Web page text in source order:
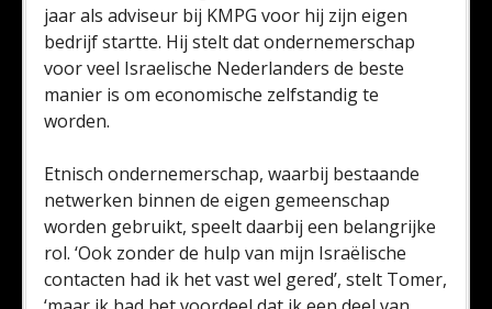
jaar als adviseur bij KMPG voor hij zijn eigen
bedrijf startte. Hij stelt dat ondernemerschap
voor veel Israelische Nederlanders de beste
manier is om economische zelfstandig te
worden.
Etnisch ondernemerschap, waarbij bestaande
netwerken binnen de eigen gemeenschap
worden gebruikt, speelt daarbij een belangrijke
rol. ‘Ook zonder de hulp van mijn Israëlische
contacten had ik het vast wel gered’, stelt Tomer,